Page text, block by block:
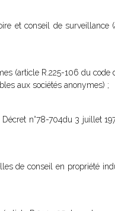
et conseil de surveillance
(article R.225-106 du code
aux sociétés anonymes) ;
n°78-704du 3 juillet
de conseil en propriété